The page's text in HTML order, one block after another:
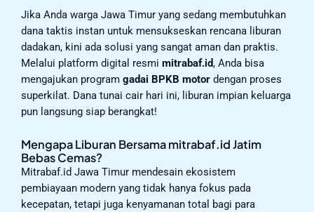
Jika Anda warga Jawa Timur yang sedang membutuhkan
dana taktis instan untuk mensukseskan rencana liburan
dadakan, kini ada solusi yang sangat aman dan praktis.
Melalui platform digital resmi mitrabaf.id, Anda bisa
mengajukan program gadai BPKB motor dengan proses
superkilat. Dana tunai cair hari ini, liburan impian keluarga
pun langsung siap berangkat!
Mengapa Liburan Bersama mitrabaf.id Jatim
Bebas Cemas?
Mitrabaf.id Jawa Timur mendesain ekosistem
pembiayaan modern yang tidak hanya fokus pada
kecepatan, tetapi juga kenyamanan total bagi para